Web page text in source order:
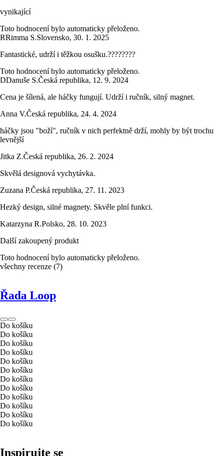
vynikající
Toto hodnocení bylo automaticky přeloženo.
RRimma S.Slovensko, 30. 1. 2025
Fantastické, udrží i těžkou osušku.????????
Toto hodnocení bylo automaticky přeloženo.
DDanuše S.Česká republika, 12. 9. 2024
Cena je šílená, ale háčky fungují. Udrží i ručník, silný magnet.
Anna V.Česká republika, 24. 4. 2024
háčky jsou "boží", ručník v nich perfektně drží, mohly by být trochu
levnější
Jitka Z.Česká republika, 26. 2. 2024
Skvělá designová vychytávka.
Zuzana P.Česká republika, 27. 11. 2023
Hezký design, silné magnety. Skvěle plní funkci.
Katarzyna R.Polsko, 28. 10. 2023
Další zakoupený produkt
Toto hodnocení bylo automaticky přeloženo.
všechny recenze (7)
Řada Loop
Do košíku
Do košíku
Do košíku
Do košíku
Do košíku
Do košíku
Do košíku
Do košíku
Do košíku
Do košíku
Do košíku
Do košíku
Inspirujte se